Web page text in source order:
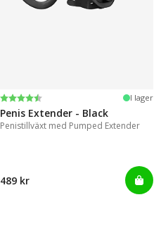
Betyg:
4.4 utav 5 stjärnor I lager
Penis Extender - Black
Penistillväxt med Pumped Extender
489 kr